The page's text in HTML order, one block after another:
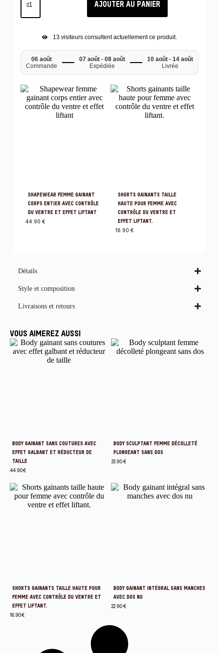
AJOUTER AU PANIER
13visiteurs consultent actuellement ce produit.
06 août
Commande
07 août - 08 août
Expédiée
10 août - 14 août
Livrée
SHAPEWEAR FEMME GAINANT
CORPS ENTIER AVEC CONTRÔLE
DU VENTRE ET EFFET LIFTANT
44.90 €
SHORTS GAINANTS TAILLE
HAUTE POUR FEMME AVEC
CONTRÔLE DU VENTRE ET
EFFET LIFTANT.
16.90€
Détails
Style et composition
Livraisons et retours
VOUS AIMEREZ AUSSI
BODY GAINANT SANS COUTURES AVEC
EFFET GALBANT ET RÉDUCTEUR DE
TAILLE
44.90€
BODY SCULPTANT FEMME DÉCOLLETÉ
PLONGEANT SANS DOS
33.90€
SHORTS GAINANTS TAILLE HAUTE POUR
FEMME AVEC CONTRÔLE DU VENTRE ET
EFFET LIFTANT.
16.90€
BODY GAINANT INTÉGRAL SANS MANCHES
AVEC DOS NU
22.90€